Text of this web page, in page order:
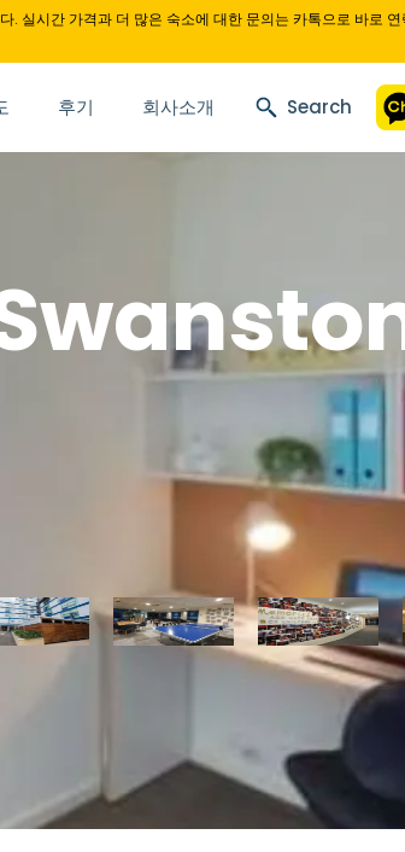
실시간 가격과 더 많은 숙소에 대한 문의는 카톡으로 바로 연
후기 회사소개 Search